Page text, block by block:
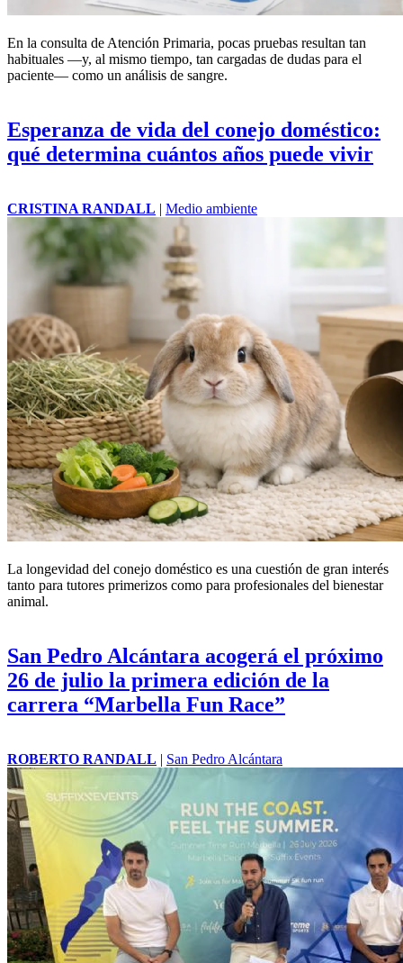
En la consulta de Atención Primaria, pocas pruebas resultan tan
habituales —y, al mismo tiempo, tan cargadas de dudas para el
paciente— como un análisis de sangre.
Esperanza de vida del conejo doméstico:
qué determina cuántos años puede vivir
CRISTINA RANDALL | Medio ambiente
La longevidad del conejo doméstico es una cuestión de gran interés
tanto para tutores primerizos como para profesionales del bienestar
animal.
San Pedro Alcántara acogerá el próximo
26 de julio la primera edición de la
carrera “Marbella Fun Race”
ROBERTO RANDALL | San Pedro Alcántara